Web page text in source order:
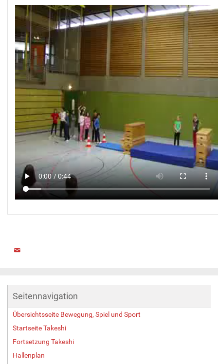
Seitennavigation
Übersichtsseite Bewegung, Spiel und Sport
Startseite Takeshi
Fortsetzung Takeshi
Hallenplan